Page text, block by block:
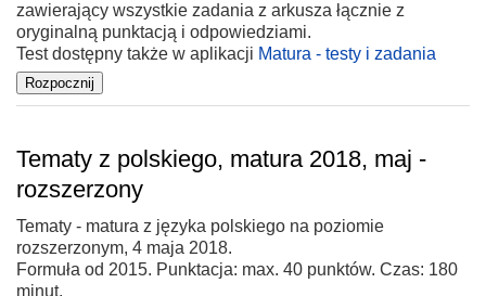
zawierający wszystkie zadania z arkusza łącznie z
oryginalną punktacją i odpowiedziami.
Test dostępny także w aplikacji Matura - testy i zadania
Tematy z polskiego, matura 2018, maj -
rozszerzony
Tematy - matura z języka polskiego na poziomie
rozszerzonym, 4 maja 2018.
Formuła od 2015. Punktacja: max. 40 punktów. Czas: 180
minut.